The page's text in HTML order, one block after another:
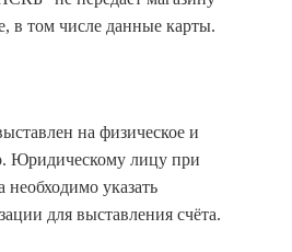
в том числе данные карты.
на физическое и
Юридическому лицу при
необходимо указать
для выставления счёта.